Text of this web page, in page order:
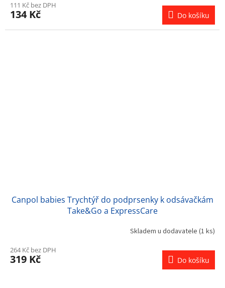
111 Kč bez DPH
134 Kč Do košíku
Canpol babies Trychtýř do podprsenky k odsávačkám
Take&Go a ExpressCare
Skladem u dodavatele (1 ks)
264 Kč bez DPH
319 Kč Do košíku